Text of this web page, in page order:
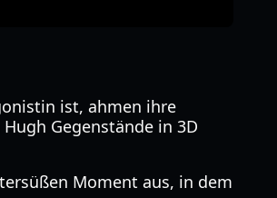
ist, ahmen ihre
Gegenstände in 3D
Moment aus, in dem